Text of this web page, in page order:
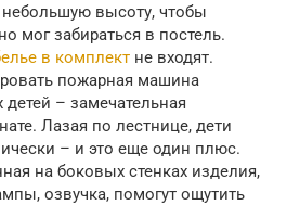
небольшую высоту, чтобы
мог забираться в постель.
в комплект не входят.
пожарная машина
– замечательная
Лазая по лестнице, дети
– и это еще один плюс.
на боковых стенках изделия,
озвучка, помогут ощутить